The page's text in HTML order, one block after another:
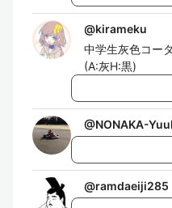
@kirameku
中学生灰色コー
(A:灰H:黒)
@NONAKA-
@ramdaeiji285